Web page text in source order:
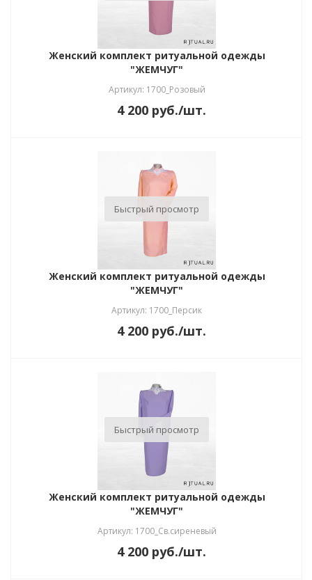
Женский комплект ритуальной одежды
"ЖЕМЧУГ"
Артикул: 1700_Розовый
4 200 руб./шт.
Быстрый просмотр
Женский комплект ритуальной одежды
"ЖЕМЧУГ"
Артикул: 1700_Персик
4 200 руб./шт.
Быстрый просмотр
Женский комплект ритуальной одежды
"ЖЕМЧУГ"
Артикул: 1700_Св.сиреневый
4 200 руб./шт.